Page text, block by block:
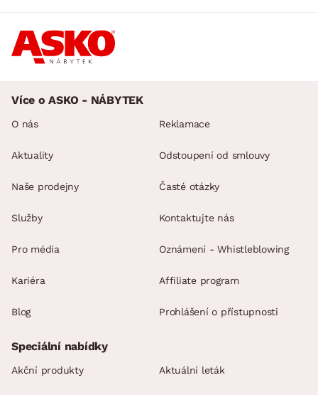
Více o ASKO - NÁBYTEK
O nás
Aktuality
Naše prodejny
Služby
Pro média
Kariéra
Blog
Reklamace
Odstoupení od smlouvy
Časté otázky
Kontaktujte nás
Oznámení - Whistleblowing
Affiliate program
Prohlášení o přístupnosti
Speciální nabídky
Akční produkty Aktuální leták